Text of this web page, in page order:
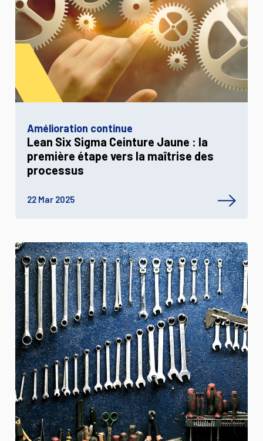
Amélioration continue
Lean Six Sigma Ceinture Jaune : la
première étape vers la maîtrise des
processus
22 Mar 2025